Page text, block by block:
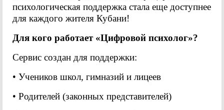
психологическая поддержка стала еще доступнее
для каждого жителя Кубани!
Для кого работает «Цифровой психолог»?
Сервис создан для поддержки:
• Учеников школ, гимназий и лицеев
• Родителей (законных представителей)